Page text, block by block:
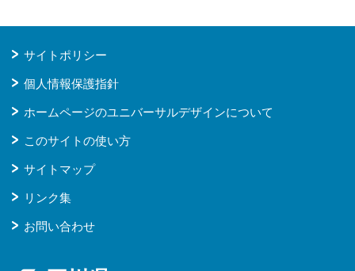
サイトポリシー
個人情報保護指針
ホームページのユニバーサルデザインについて
このサイトの使い方
サイトマップ
リンク集
お問い合わせ